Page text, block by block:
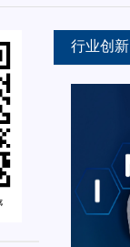
行业创新